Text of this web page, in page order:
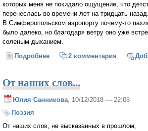
которых меня не покидало ощущение, что
перенеслась во времени лет на тридцать назад.
В Симферопольском аэропорту почему-то
было далеко, но благодаря ветру оно уже
соленым дыханием.
Подробнее о Машина времени
2 комментария
От наших слов...
Юлия Санникова , 10/12/2018 — 22:05
Поэзия
От наших слов, не высказанных в прошлом,